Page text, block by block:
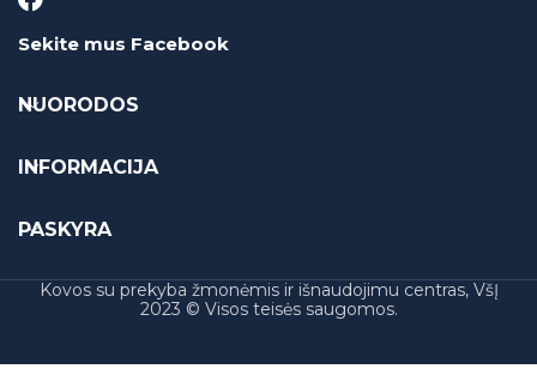
Sekite mus Facebook
NUORODOS
INFORMACIJA
PASKYRA
Kovos su prekyba žmonėmis ir išnaudojimu centras, VšĮ
2023 © Visos teisės saugomos.